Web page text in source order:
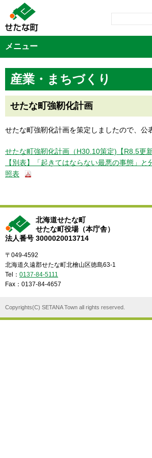
メニュー
産業・まちづくり
せたな町強靭化計画
せたな町強靭化計画を策定しましたので、公
せたな町強靭化計画（H30.10策定)【R8.5更新
【別表】「起きてはならない最悪の事態」
照表
北海道せたな町
せたな町役場（本庁舎）
法人番号 3000020013714
〒049-4592
北海道久遠郡せたな町北檜山区徳島63-1
Tel： 0137-84-5111
Fax：0137-84-4657
Copyrights(C) SETANA Town all rights reserved.